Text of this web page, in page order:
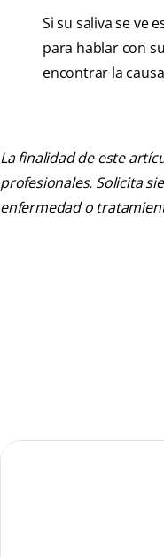
Si su saliva se ve
para hablar con
encontrar la
La finalidad de este
profesionales. Solicita
enfermedad o